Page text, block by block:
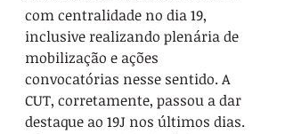
com centralidade no dia 19,
inclusive realizando plenária de
mobilização e ações
convocatórias nesse sentido. A
CUT, corretamente, passou a dar
destaque ao 19J nos últimos dias.